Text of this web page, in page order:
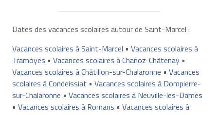
Dates des vacances scolaires autour de Saint-Marcel :
Vacances scolaires à Saint-Marcel • Vacances scolaires à
Tramoyes • Vacances scolaires à Chanoz-Châtenay•
Vacances scolaires à Châtillon-sur-Chalaronne • Vacances
scolaires à Condeissiat • Vacances scolaires à Dompierre-
sur-Chalaronne • Vacances scolaires à Neuville-les-Dames
• Vacances scolaires à Romans • Vacances scolaires à